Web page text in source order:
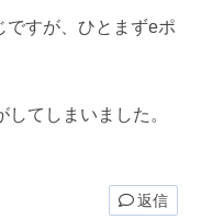
ですが、ひとまずeポ
てしまいました。
返信